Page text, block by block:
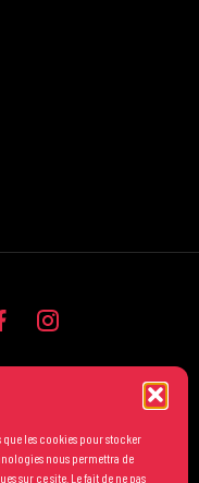
les cookies pour stocker
nous permettra de
sur ce site. Le fait de ne pas